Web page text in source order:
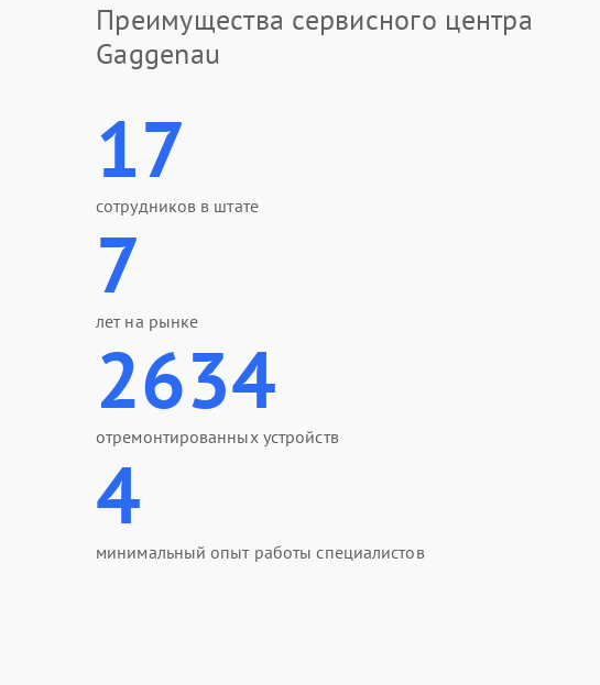
Преимущества сервисного центра
Gaggenau
17
сотрудников в штате
7
лет на рынке
2634
отремонтированных устройств
4
минимальный опыт работы специалистов